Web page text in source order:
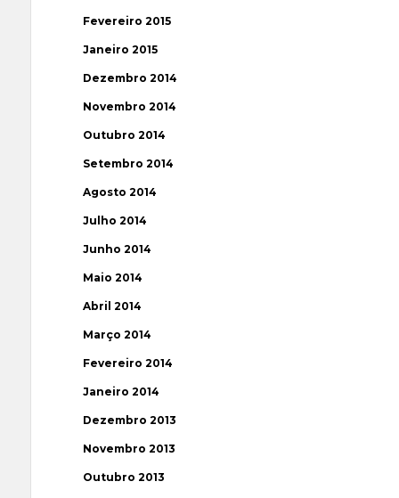
Fevereiro 2015
Janeiro 2015
Dezembro 2014
Novembro 2014
Outubro 2014
Setembro 2014
Agosto 2014
Julho 2014
Junho 2014
Maio 2014
Abril 2014
Março 2014
Fevereiro 2014
Janeiro 2014
Dezembro 2013
Novembro 2013
Outubro 2013